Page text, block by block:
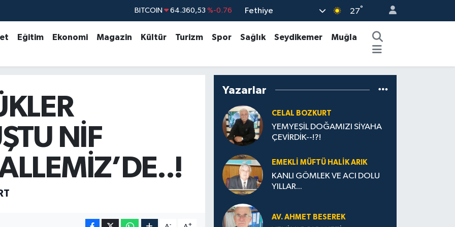
BITCOIN 64.360,53 %-0.76
STERLİN 64,2463 %0.07
Fethiye 27°
Eğitim Ekonomi Magazin Kültür Turizm Spor Sağlık Seydikemer
Muğla
NİF
- +
Yazarlar
CELAL BOZKURT
YEMYEŞİL DOĞAMIZI SİYAHA
ÇEVİRDİK--!?!
EMEKLI MÜFTÜ HALIK ARIK
KANLI GÖMLEK VE ACI DOLU
YILLAR...
AV. AHMET BESEREK